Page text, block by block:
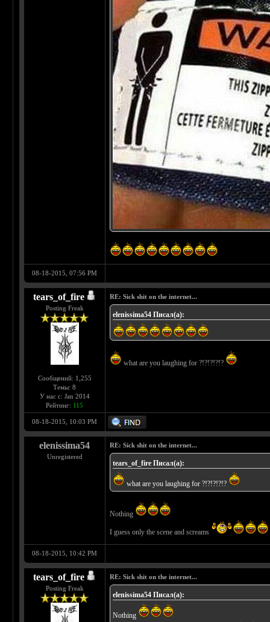
08-18-2015, 07:56 PM
tears_of_fire
Posting Freak
Сообщений: 1,255
Темы: 8
У нас с: Jan 2014
Рейтинг: 115
RE: Sick shit on the internet...
elenissima54 Писал(а):
what are you laughing for ?!?!?!?!?
08-18-2015, 10:03 PM
elenissima54
Unregistered
RE: Sick shit on the internet...
tears_of_fire Писал(а):
what are you laughing for ?!?!?!?!?
Nothing
I guess only the scene and screams
08-18-2015, 10:42 PM
tears_of_fire
Posting Freak
RE: Sick shit on the internet...
elenissima54 Писал(а):
Nothing